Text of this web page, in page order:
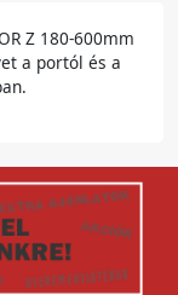
Z 180-600mm
a portól és a